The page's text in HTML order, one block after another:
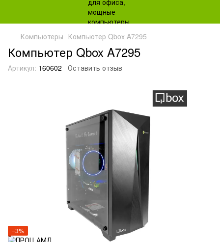
Компьютеры Компьютер Qbox A7295
Компьютер Qbox A7295
Артикул: 160602 Оставить отзыв
−3%